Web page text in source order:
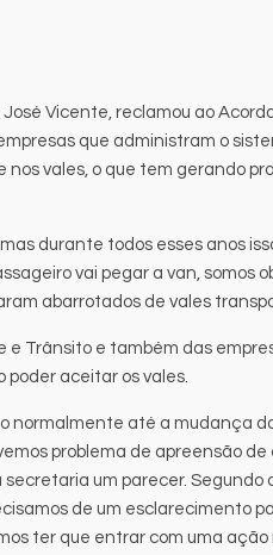
Vicente, reclamou ao
que administram o
nos vales, o que tem gerando
durante todos esses anos
vai pegar a van, somos
abarrotados de vales
Trânsito e também das
aceitar os vales.
normalmente até a mudança
problema de apreensão de
secretaria um parecer. Segundo
de um esclarecimento
ter que entrar com uma ação